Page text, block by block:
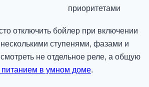
приоритетами
отключить бойлер при включении
несколькими ступенями, фазами и
не отдельное реле, а общую
питанием в умном доме.